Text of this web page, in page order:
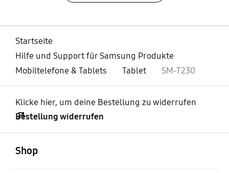
Startseite
Hilfe und Support für Samsung Produkte
Mobiltelefone & Tablets
Tablet SM-T230
Klicke hier, um deine Bestellung zu widerrufen
Bestellung widerrufen
Shop